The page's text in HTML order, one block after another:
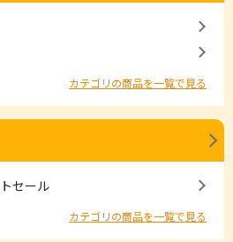
カテゴリの商品を一覧で見る
セール
カテゴリの商品を一覧で見る